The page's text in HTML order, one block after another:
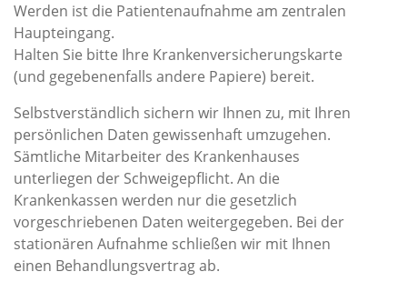
Werden ist die Patientenaufnahme am zentralen
Haupteingang.
Halten Sie bitte Ihre Krankenversicherungskarte
(und gegebenenfalls andere Papiere) bereit.
Selbstverständlich sichern wir Ihnen zu, mit Ihren
persönlichen Daten gewissenhaft umzugehen.
Sämtliche Mitarbeiter des Krankenhauses
unterliegen der Schweigepflicht. An die
Krankenkassen werden nur die gesetzlich
vorgeschriebenen Daten weitergegeben. Bei der
stationären Aufnahme schließen wir mit Ihnen
einen Behandlungsvertrag ab.